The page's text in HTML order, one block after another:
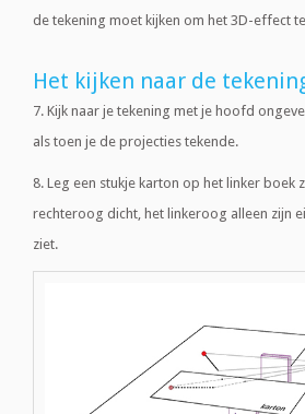
de tekening moet kijken om het 3D-effect
Het kijken naar de
7. Kijk naar je tekening met je hoofd
als toen je de projecties tekende.
8. Leg een stukje karton op het linker boek
rechteroog dicht, het linkeroog alleen zijn
ziet.